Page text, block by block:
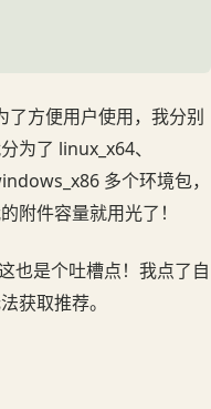
方便用户使用，我分别
为了 linux_x64、
多个环境包，
附件容量就用光了！
也是个吐槽点！我点了自
获取推荐。